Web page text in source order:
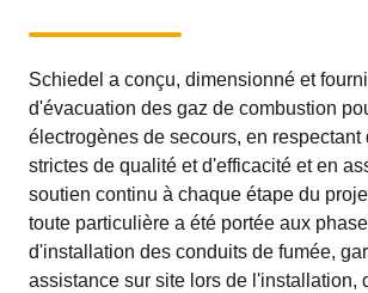
Schiedel a conçu, dimensionné et
d'évacuation des gaz de combustion
électrogènes de secours, en respectant
strictes de qualité et d'efficacité et en
soutien continu à chaque étape du
toute particulière a été portée aux
d'installation des conduits de fumée,
assistance sur site lors de l'installation,